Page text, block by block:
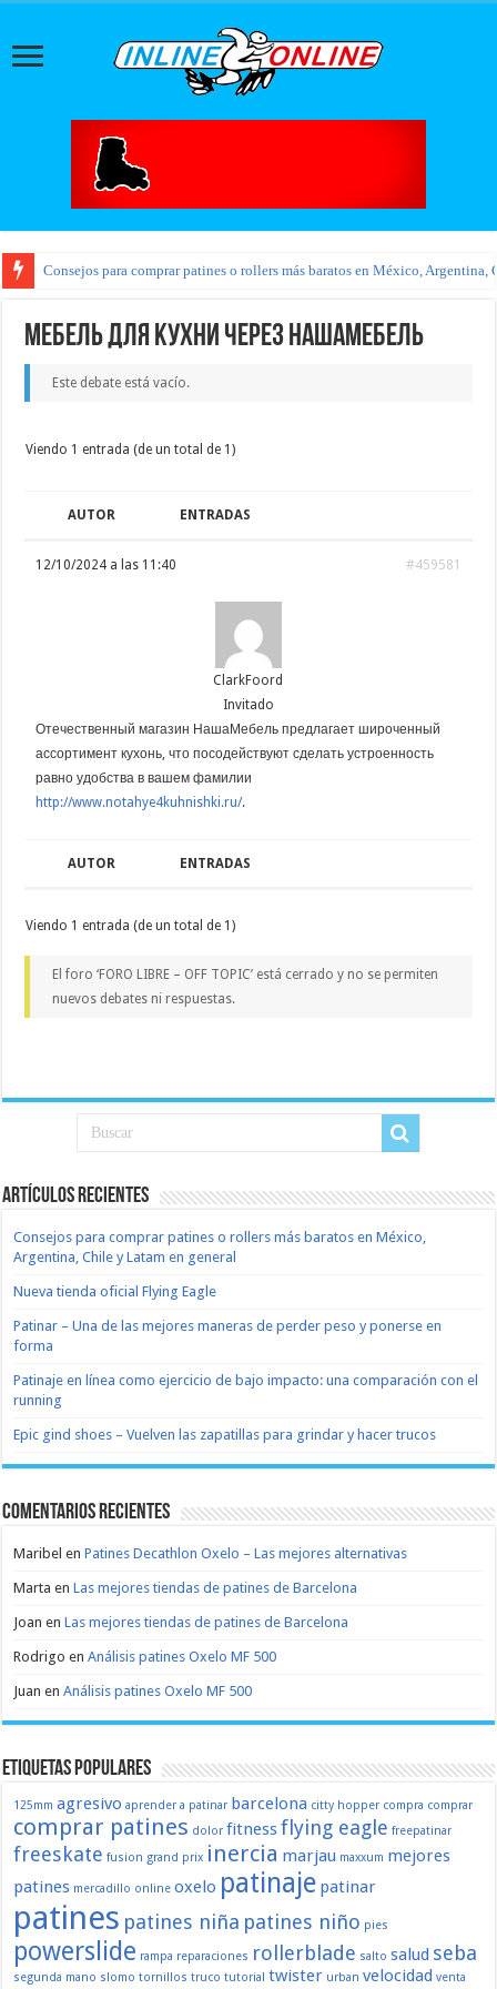
Consejos para comprar patines o rollers más baratos en México, Argentina,
Мебель для кухни через НашаМебель
Este debate está vacío.
Viendo 1 entrada (de un total de 1)
AUTOR ENTRADAS
12/10/2024 a las 11:40 #459581
ClarkFoord
Invitado
Отечественный магазин НашаМебель предлагает широченный
ассортимент кухонь, что посодействуют сделать устроенность
равно удобства в вашем фамилии
http://www.notahye4kuhnishki.ru/.
AUTOR ENTRADAS
Viendo 1 entrada (de un total de 1)
El foro ‘FORO LIBRE – OFF TOPIC’ está cerrado y no se permiten
nuevos debates ni respuestas.
Artículos recientes
Consejos para comprar patines o rollers más baratos en México,
Argentina, Chile y Latam en general
Nueva tienda oficial Flying Eagle
Patinar – Una de las mejores maneras de perder peso y ponerse en
forma
Patinaje en línea como ejercicio de bajo impacto: una comparación con el
running
Epic gind shoes – Vuelven las zapatillas para grindar y hacer trucos
Comentarios recientes
Maribel enPatines Decathlon Oxelo – Las mejores alternativas
Marta enLas mejores tiendas de patines de Barcelona
Joan enLas mejores tiendas de patines de Barcelona
Rodrigo enAnálisis patines Oxelo MF 500
Juan enAnálisis patines Oxelo MF 500
Etiquetas populares
125mm agresivo aprender a patinar barcelona citty hopper compra comprar
comprar patines dolor fitnessflying eagle freepatinar
freeskate fusion grand prix inercia marjau maxxum mejores
patines mercadillo online oxelo patinaje patinar
patines patines niña patines niño pies
powerslide rampa reparaciones rollerblade salto salud seba
segunda mano slomo tornillos truco tutorial twister urban velocidad venta